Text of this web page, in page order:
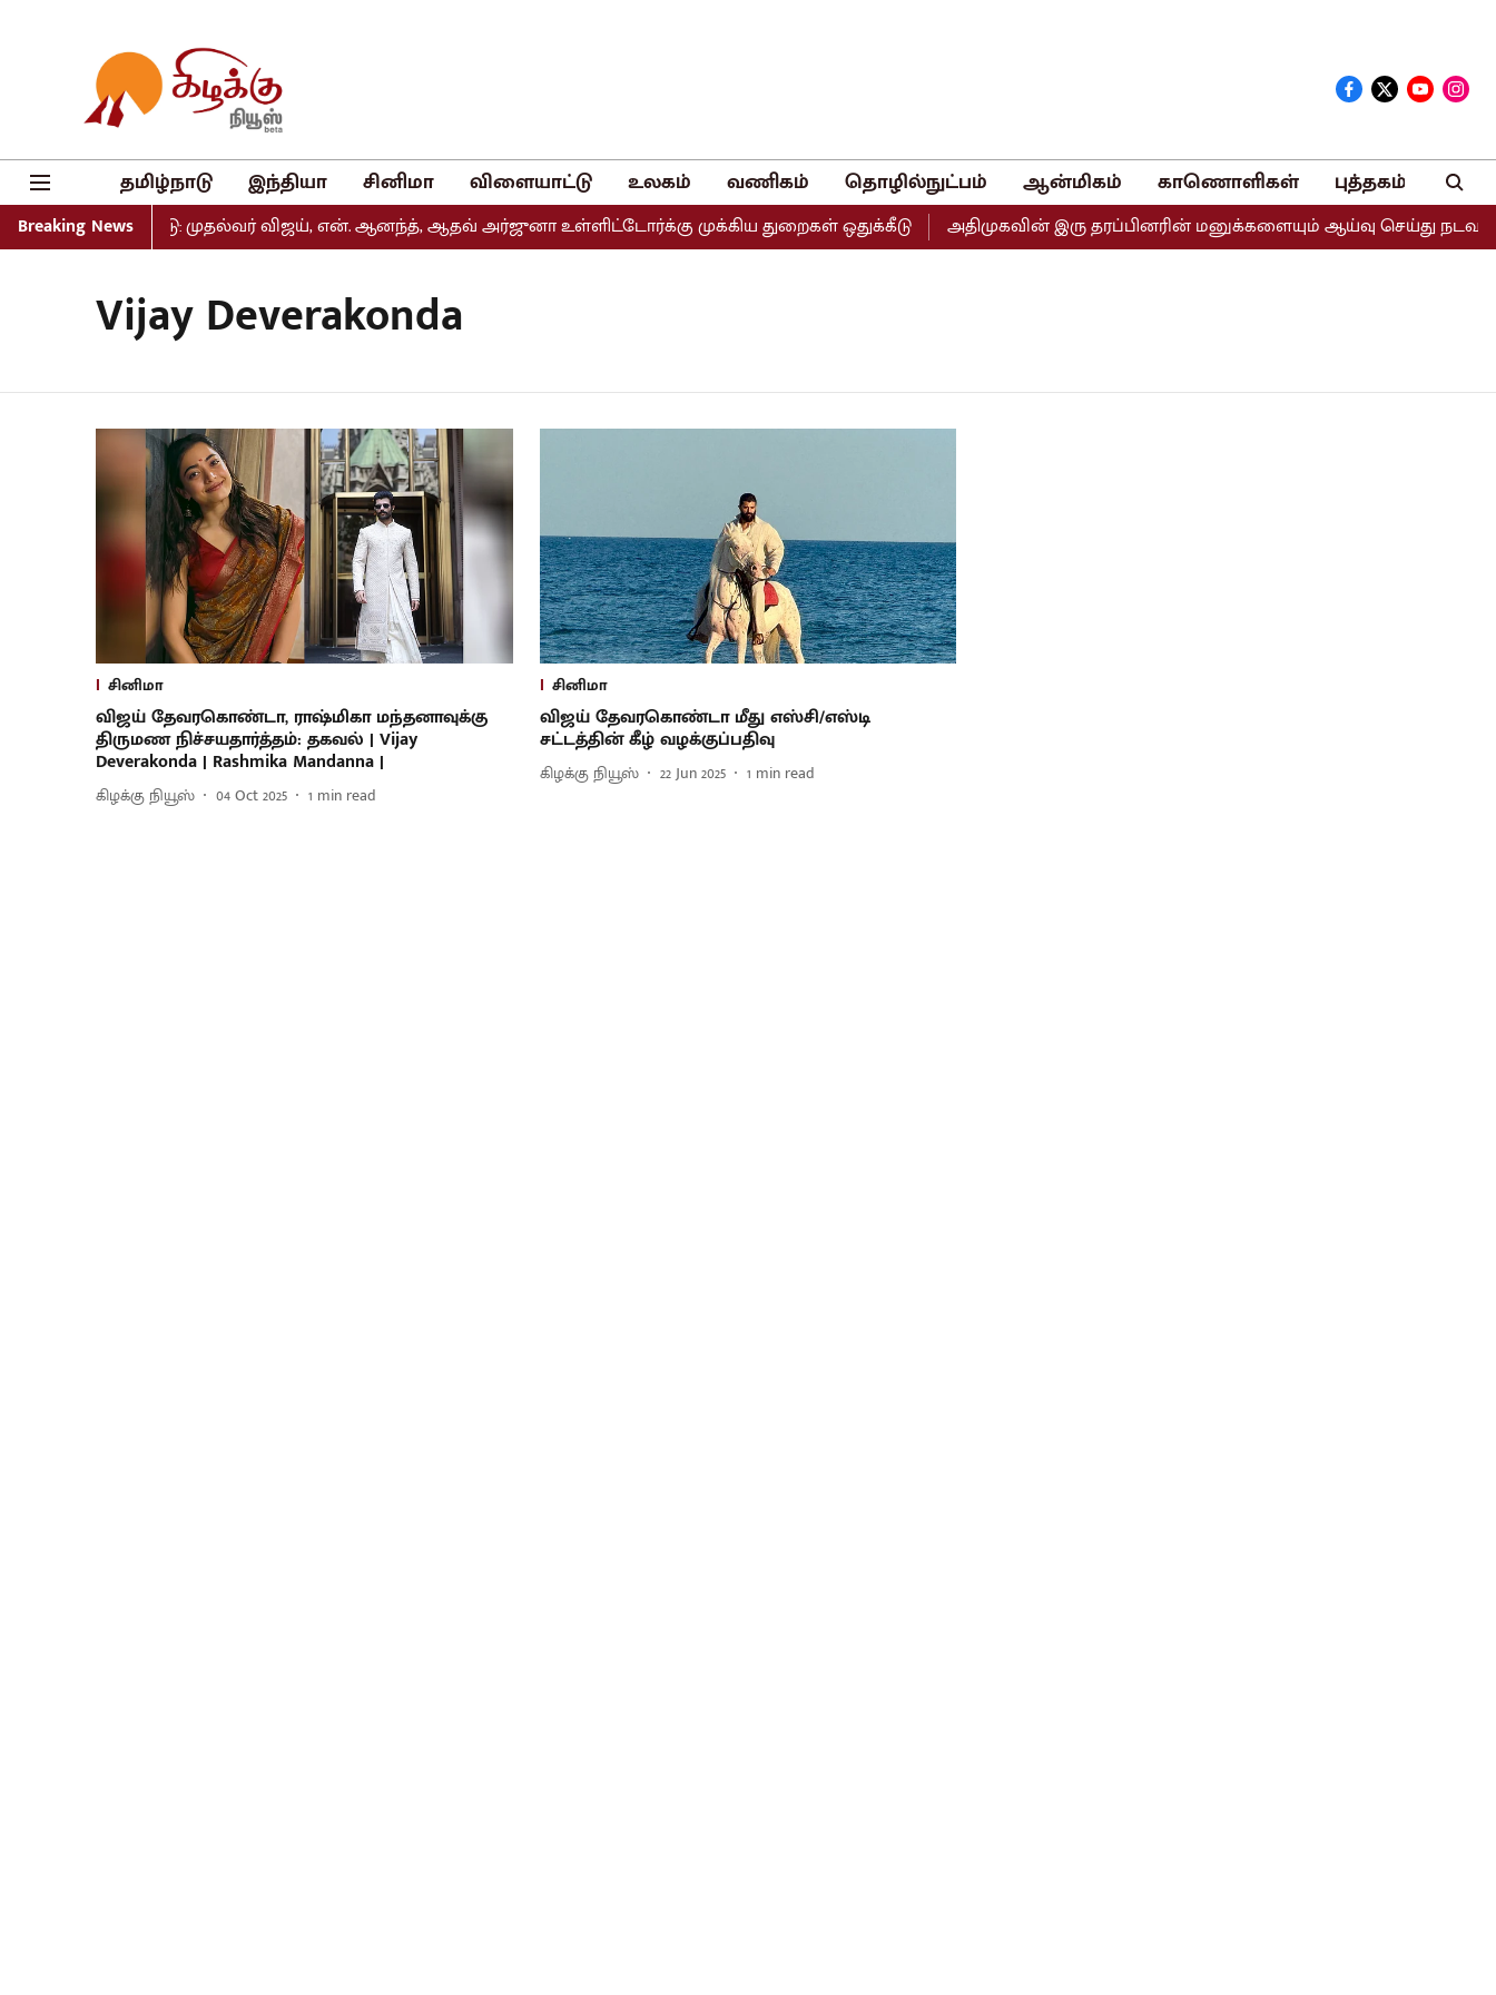
தமிழ்நாடு இந்தியா சினிமா விளையாட்டு உலகம் வணிகம் தொழில்நுட்பம் ஆன்மிகம் காணொளிகள் புத்தகம்
Breaking News
வெளியீடு: முதல்வர் விஜய், என். ஆனந்த், ஆதவ் அர்ஜுனா உள்ளிட்டோர்க்கு முக்கிய துறைகள் ஒதுக்கீடு அதிமுகவின் இரு தரப்பினரின் மனுக்களையும் ஆய்வு செய்து
Vijay Deverakonda
சினிமா
விஜய் தேவரகொண்டா, ராஷ்மிகா மந்தனாவுக்கு
திருமண நிச்சயதார்த்தம்: தகவல் | Vijay
Deverakonda | Rashmika Mandanna |
கிழக்கு நியூஸ் 04 Oct 2025 1 min read
சினிமா
விஜய் தேவரகொண்டா மீது எஸ்சி/எஸ்டி
சட்டத்தின் கீழ் வழக்குப்பதிவு
கிழக்கு நியூஸ் 22 Jun 2025 1 min read